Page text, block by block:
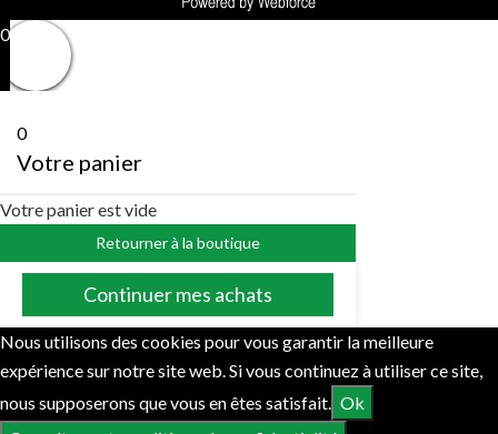
0
0
Votre panier
Votre panier est vide
Retourner à la boutique
Continuer mes achats
Nous utilisons des cookies pour vous garantir la meilleure
expérience sur notre site web. Si vous continuez à utiliser ce site,
nous supposerons que vous en êtes satisfait. Ok